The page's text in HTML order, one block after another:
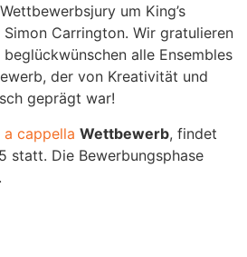
um King’s
Carrington. Wir gratulieren
alle Ensembles
der von Kreativität und
geprägt war!
a cappella Wettbewerb, findet
statt. Die Bewerbungsphase